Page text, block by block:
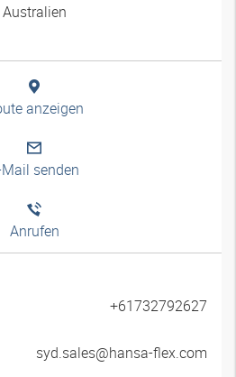
Australien
anzeigen
Mail senden
Anrufen
+61732792627
syd.sales@hansa-flex.com